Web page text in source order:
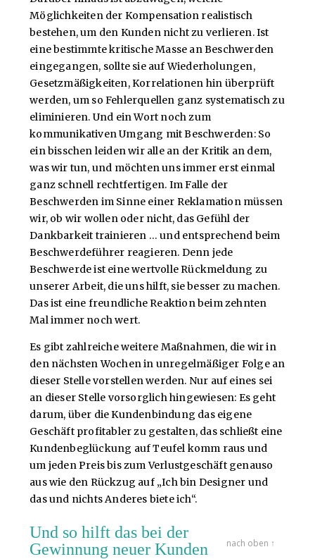
Möglichkeiten der Kompensation realistisch
bestehen, um den Kunden nicht zu verlieren. Ist
eine bestimmte kritische Masse an Beschwerden
eingegangen, sollte sie auf Wiederholungen,
Gesetzmäßigkeiten, Korrelationen hin überprüft
werden, um so Fehlerquellen ganz systematisch zu
eliminieren. Und ein Wort noch zum
kommunikativen Umgang mit Beschwerden: So
ein bisschen leiden wir alle an der Kritik an dem,
was wir tun, und möchten uns immer erst einmal
ganz schnell rechtfertigen. Im Falle der
Beschwerden im Sinne einer Reklamation müssen
wir, ob wir wollen oder nicht, das Gefühl der
Dankbarkeit trainieren … und entsprechend beim
Beschwerdeführer reagieren. Denn jede
Beschwerde ist eine wertvolle Rückmeldung zu
unserer Arbeit, die uns hilft, sie besser zu machen.
Das ist eine freundliche Reaktion beim zehnten
Mal immer noch wert.
Es gibt zahlreiche weitere Maßnahmen, die wir in
den nächsten Wochen in unregelmäßiger Folge an
dieser Stelle vorstellen werden. Nur auf eines sei
an dieser Stelle vorsorglich hingewiesen: Es geht
darum, über die Kundenbindung das eigene
Geschäft profitabler zu gestalten, das schließt eine
Kundenbeglückung auf Teufel komm raus und
um jeden Preis bis zum Verlustgeschäft genauso
aus wie den Rückzug auf „Ich bin Designer und
das und nichts Anderes biete ich“.
Und so hilft das bei der
Gewinnung neuer Kunden
nach oben ↑